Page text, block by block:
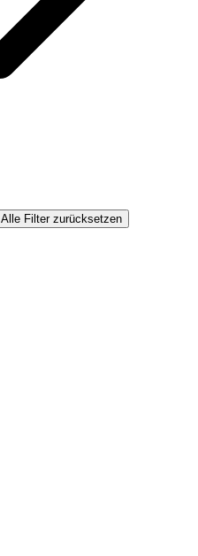
Alle Filter zurücksetzen